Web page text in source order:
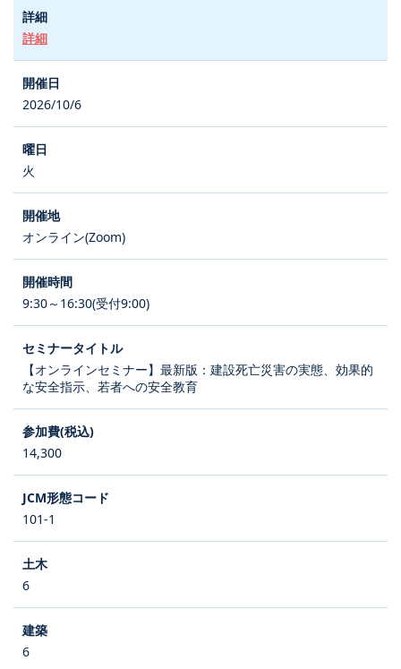
詳細
2026/10/6
火
オンライン(Zoom)
9:30～16:30(受付9:00)
【オンラインセミナー】最新版：建設死亡災害の実態、効果的
な安全指示、若者への安全教育
14,300
101-1
6
6